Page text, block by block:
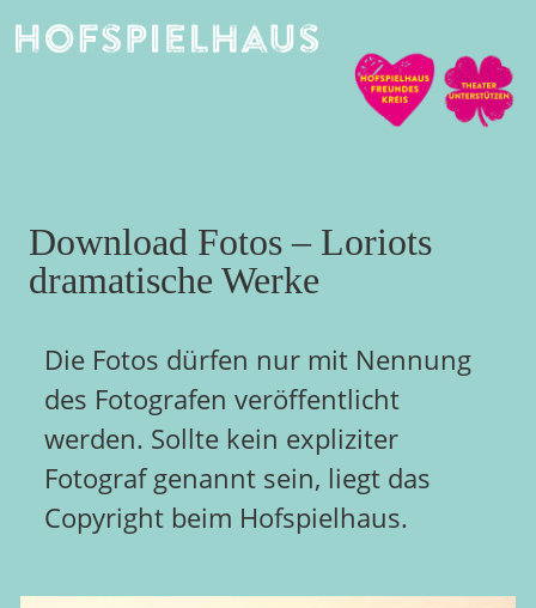
Download Fotos – Loriots
dramatische Werke
Die Fotos dürfen nur mit Nennung
des Fotografen veröffentlicht
werden. Sollte kein expliziter
Fotograf genannt sein, liegt das
Copyright beim Hofspielhaus.